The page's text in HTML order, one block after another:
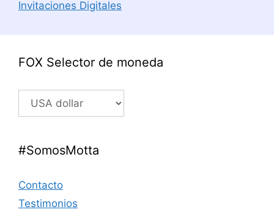
Invitaciones Digitales
FOX Selector de moneda
#SomosMotta
Contacto
Testimonios